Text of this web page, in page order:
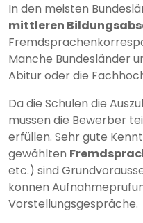
In den meisten
mittleren
Manche Bundesländer
Abitur oder die
Da die Schulen die
müssen die Bewerber
erfüllen. Sehr gute
gewählten
etc.) sind
können
Vorstellungsgespräche.